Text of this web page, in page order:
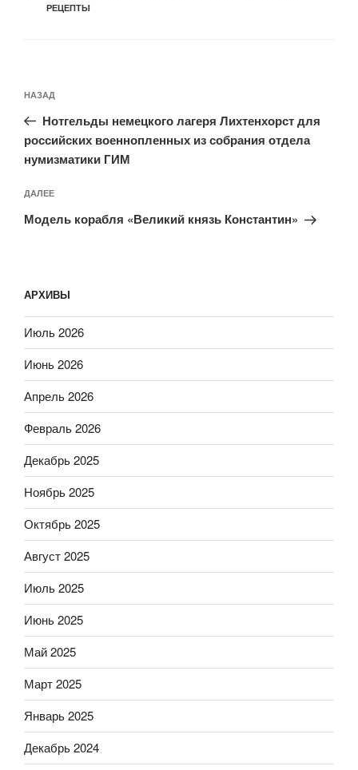
РЕЦЕПТЫ
по
записям
Предыдущая
запись:
НАЗАД
Нотгельды немецкого лагеря Лихтенхорст для
российских военнопленных из собрания отдела
нумизматики ГИМ
Следующая
запись
ДАЛЕЕ
Модель корабля «Великий князь Константин»
АРХИВЫ
Июль 2026
Июнь 2026
Апрель 2026
Февраль 2026
Декабрь 2025
Ноябрь 2025
Октябрь 2025
Август 2025
Июль 2025
Июнь 2025
Май 2025
Март 2025
Январь 2025
Декабрь 2024